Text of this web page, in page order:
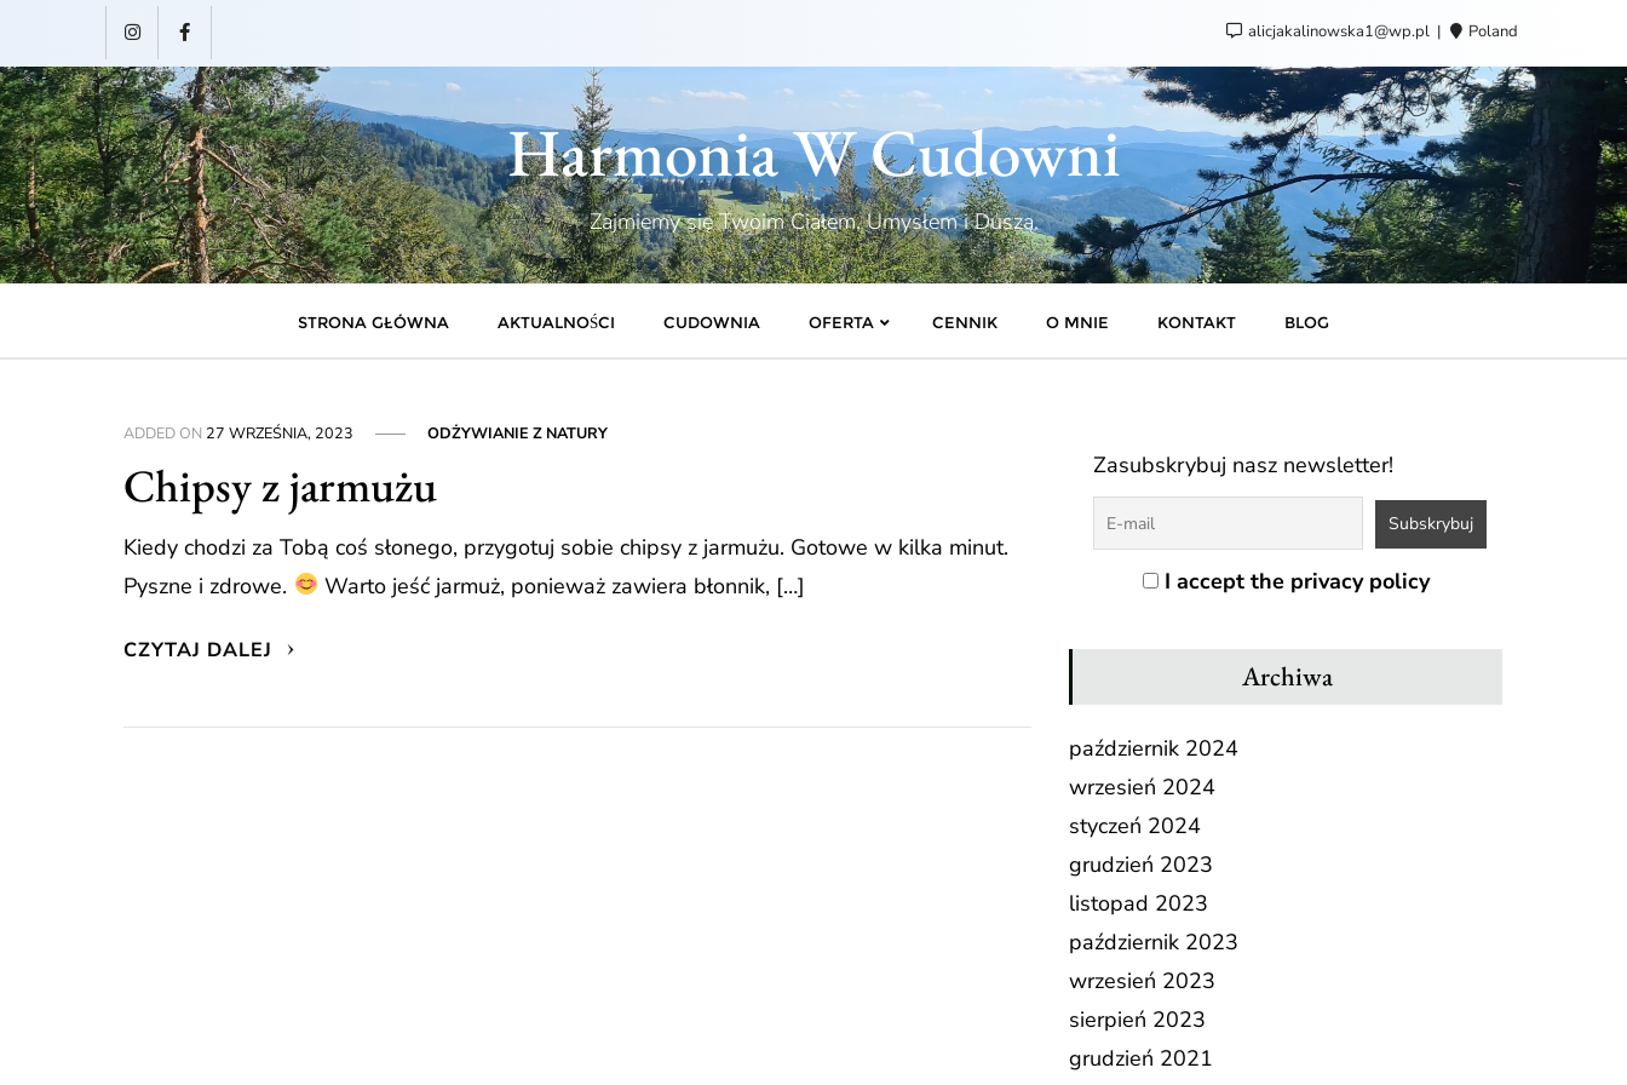
content
alicjakalinowska1@wp.pl Poland
Harmonia W Cudowni
Zajmiemy się Twoim Ciałem, Umysłem i Duszą.
STRONA GŁÓWNA AKTUALNOŚCI CUDOWNIA OFERTA CENNIK O MNIE KONTAKT BLOG
ADDED ON 27 WRZEŚNIA, 2023 ODŻYWIANIE Z NATURY
Chipsy z jarmużu
Kiedy chodzi za Tobą coś słonego, przygotuj sobie chipsy z jarmużu. Gotowe w kilka minut.
Pyszne i zdrowe.
Warto jeść jarmuż, ponieważ zawiera błonnik, […]
CZYTAJ DALEJ
Zasubskrybuj nasz newsletter!
I accept the privacy policy
Archiwa
październik 2024
wrzesień 2024
styczeń 2024
grudzień 2023
listopad 2023
październik 2023
wrzesień 2023
sierpień 2023
grudzień 2021